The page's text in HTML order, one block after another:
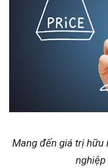
Mang đến giá trị hữu